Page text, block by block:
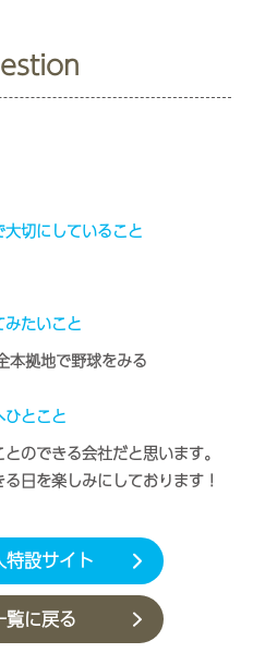
切にしていること
みたいこと
本拠地で野球をみる
とこと
のできる会社だと思います。
日を楽しみにしております！
特設サイト
覧に戻る